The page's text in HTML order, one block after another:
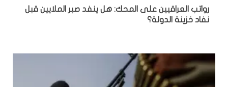
رواتب العراقيين على المحك: هل ينفد صبر الملايين قبل
نفاد خزينة الدولة؟